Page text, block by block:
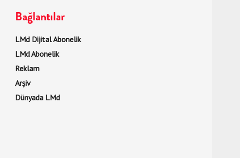
Bağlantılar
LMd Dijital Abonelik
LMd Abonelik
Reklam
Arşiv
Dünyada LMd